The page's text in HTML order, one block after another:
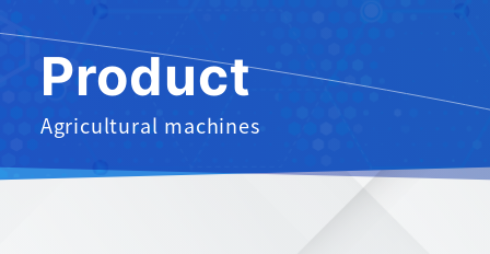
Product
Agricultural machines